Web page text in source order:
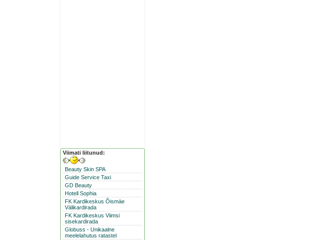
Viimati liitunud:
Beauty Skin SPA
Guide Service Taxi
GD Beauty
Hotell Sophia
FK Kardikeskus Õismäe
Välikardirada
FK Kardikeskus Viimsi
sisekardirada
Globuss - Unikaalne
meelelahutus ratastel